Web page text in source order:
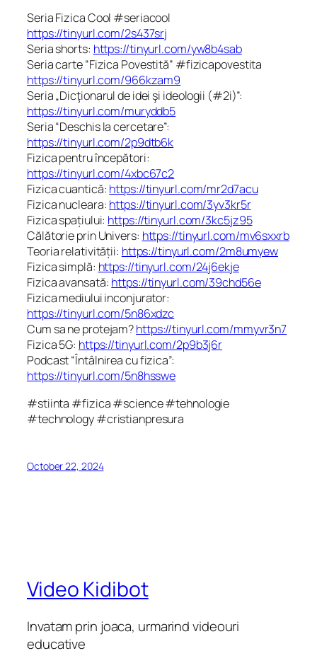
Seria Fizica Cool #seriacool
https://tinyurl.com/2s437srj
Seria shorts: https://tinyurl.com/yw8b4sab
Seria carte “Fizica Povestită” #fizicapovestita
https://tinyurl.com/966kzam9
Seria „Dicţionarul de idei şi ideologii (#2i)”:
https://tinyurl.com/muryddb5
Seria “Deschis la cercetare”:
https://tinyurl.com/2p9dtb6k
Fizica pentru începători:
https://tinyurl.com/4xbc67c2
Fizica cuantică: https://tinyurl.com/mr2d7acu
Fizica nucleara: https://tinyurl.com/3yv3kr5r
Fizica spațiului: https://tinyurl.com/3kc5jz95
Călătorie prin Univers: https://tinyurl.com/mv6sxxrb
Teoria relativității: https://tinyurl.com/2m8umyew
Fizica simplă: https://tinyurl.com/24j6ekje
Fizica avansată: https://tinyurl.com/39chd56e
Fizica mediului inconjurator:
https://tinyurl.com/5n86xdzc
Cum sa ne protejam?https://tinyurl.com/mmyvr3n7
Fizica 5G: https://tinyurl.com/2p9b3j6r
Podcast “Întâlnirea cu fizica”:
https://tinyurl.com/5n8hsswe
#stiinta #fizica #science #tehnologie
#technology #cristianpresura
October 22, 2024
Video Kidibot
Invatam prin joaca, urmarind videouri
educative